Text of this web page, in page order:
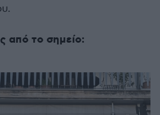
από το σημείο: